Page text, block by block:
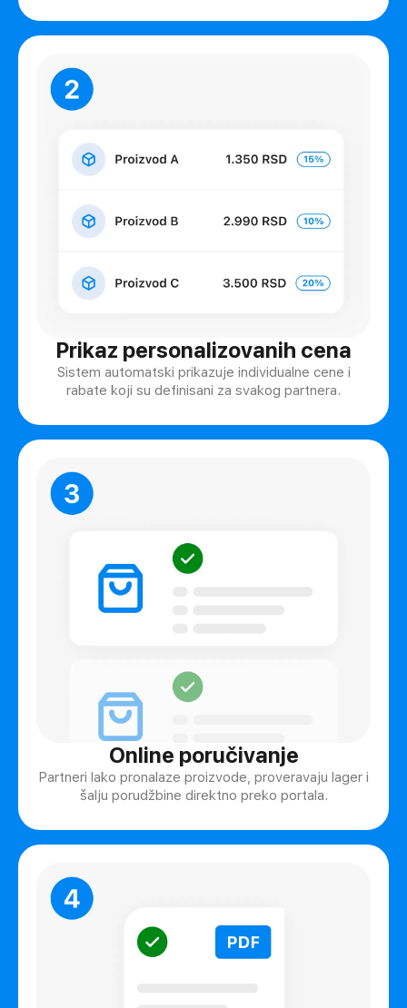
Prikaz personalizovanih cena
Sistem automatski prikazuje individualne cene i
rabate koji su definisani za svakog partnera.
Online poručivanje
Partneri lako pronalaze proizvode, proveravaju lager i
šalju porudžbine direktno preko portala.